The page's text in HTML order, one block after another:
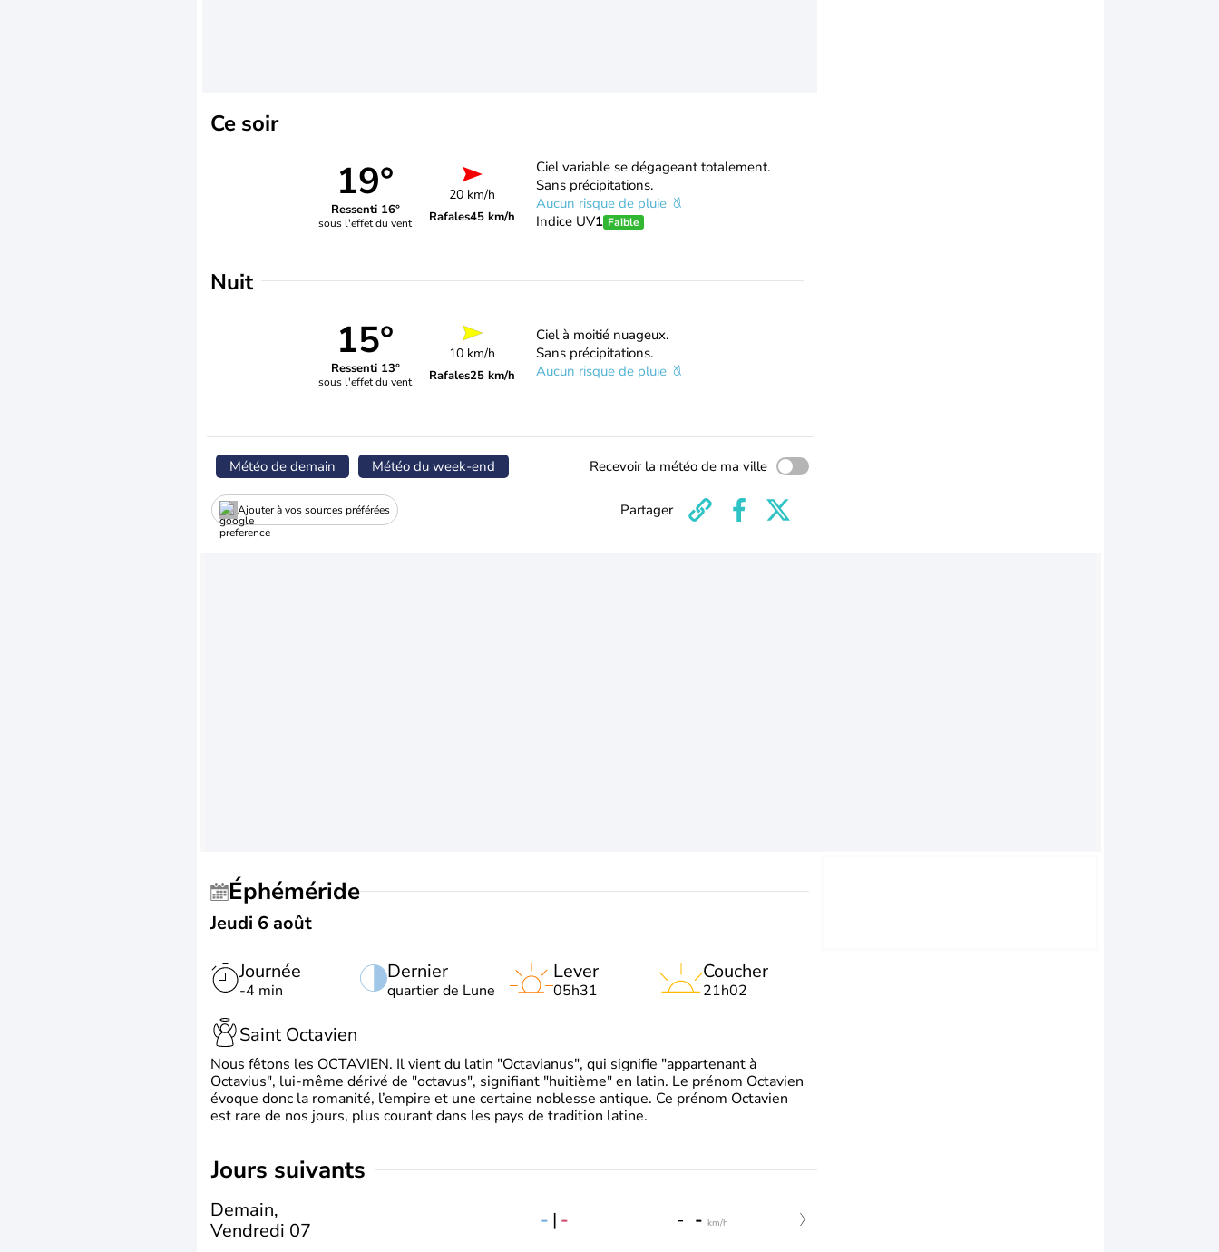
Ce soir
19°
Ressenti 16°
sous l'effet du vent
20 km/h
Rafales45 km/h
Ciel variable se dégageant totalement.
Sans précipitations.
Aucun risque de pluie
Indice UV1 Faible
Nuit
15°
Ressenti 13°
sous l'effet du vent
10 km/h
Rafales25 km/h
Ciel à moitié nuageux.
Sans précipitations.
Aucun risque de pluie
Météo de demain Météo du week-end Recevoir la météo de ma ville
Ajouter à vos sources préférées Partager
Éphéméride
Jeudi 6 août
Journée
-4 min
Dernier
quartier de Lune
Lever
05h31
Coucher
21h02
Saint Octavien
Nous fêtons les OCTAVIEN. Il vient du latin "Octavianus", qui signifie "appartenant à
Octavius", lui-même dérivé de "octavus", signifiant "huitième" en latin. Le prénom Octavien
évoque donc la romanité, l’empire et une certaine noblesse antique. Ce prénom Octavien
est rare de nos jours, plus courant dans les pays de tradition latine.
jours suivants
Demain,
Vendredi 07
- | - - - km/h